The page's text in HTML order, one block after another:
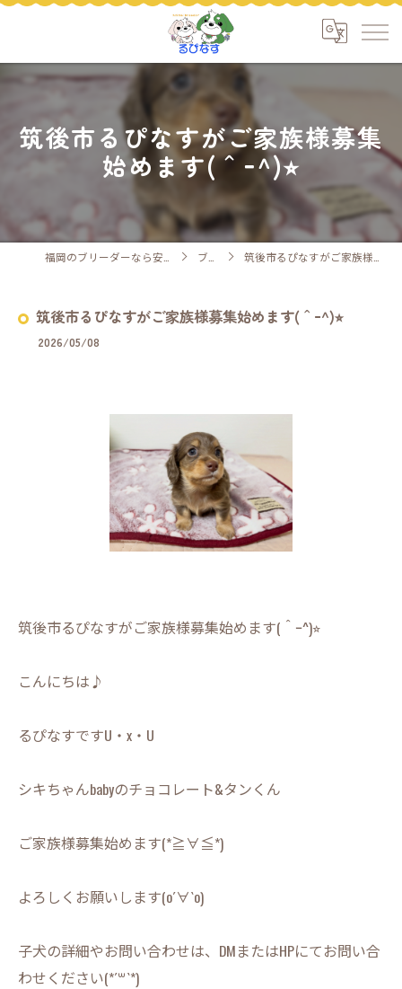
筑後市るぴなすがご家族様募集
始めます(＾ｰ^)⭐︎
ブログ 筑後市るぴなすがご家族様募集始めます(＾ｰ^)⭐︎
筑後市るぴなすがご家族様募集始めます(＾ｰ^)⭐︎
2026/05/08
筑後市るぴなすがご家族様募集始めます(＾ｰ^)⭐︎
こんにちは♪
るぴなすですU・x・U
シキちゃんbabyのチョコレート&タンくん
ご家族様募集始めます(*≧∀≦*)
よろしくお願いします(о´∀`о)
子犬の詳細やお問い合わせは、DMまたはHPにてお問い合
わせください(*´꒳`*)